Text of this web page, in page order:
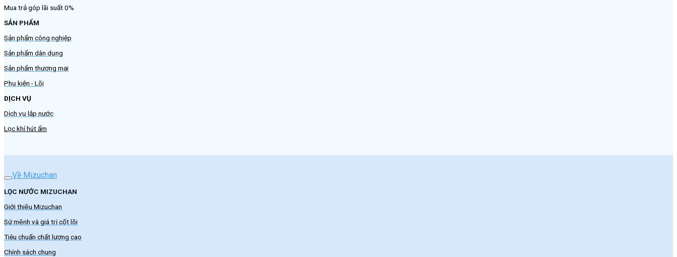
Mua trả góp lãi suất 0%
SẢN PHẨM
Sản phẩm công nghiệp
Sản phẩm dân dụng
Sản phẩm thương mại
Phụ kiện - Lõi
DỊCH VỤ
Dịch vụ lắp nước
Lọc khí hút ẩm
Về Mizuchan
LỌC NƯỚC MIZUCHAN
Giới thiệu Mizuchan
Sứ mệnh và giá trị cốt lõi
Tiêu chuẩn chất lượng cao
Chính sách chung